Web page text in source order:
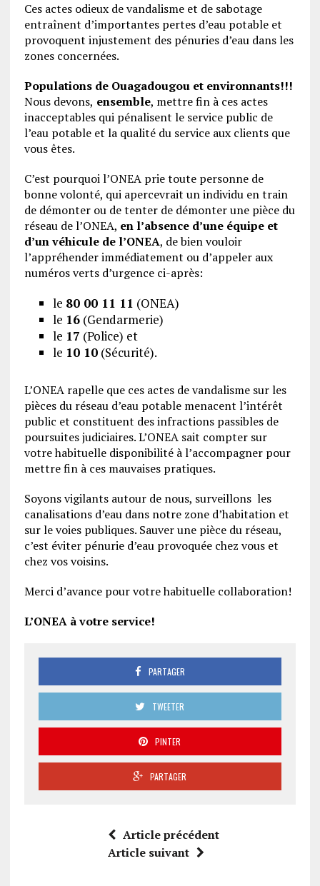
Ces actes odieux de vandalisme et de sabotage
entraînent d’importantes pertes d’eau potable et
provoquent injustement des pénuries d’eau dans les
zones concernées.
Populations de Ouagadougou et environnants!!!
Nous devons, ensemble, mettre fin à ces actes
inacceptables qui pénalisent le service public de
l’eau potable et la qualité du service aux clients que
vous êtes.
C’est pourquoi l’ONEA prie toute personne de
bonne volonté, qui apercevrait un individu en train
de démonter ou de tenter de démonter une pièce du
réseau de l’ONEA, en l’absence d’une équipe et
d’un véhicule de l’ONEA, de bien vouloir
l’appréhender immédiatement ou d’appeler aux
numéros verts d’urgence ci-après:
le 80 00 11 11 (ONEA)
le 16(Gendarmerie)
le 17 (Police) et
le 10 10(Sécurité).
L’ONEA rapelle que ces actes de vandalisme sur les
pièces du réseau d’eau potable menacent l’intérêt
public et constituent des infractions passibles de
poursuites judiciaires. L’ONEA sait compter sur
votre habituelle disponibilité à l’accompagner pour
mettre fin à ces mauvaises pratiques.
Soyons vigilants autour de nous, surveillons les
canalisations d’eau dans notre zone d’habitation et
sur le voies publiques. Sauver une pièce du réseau,
c’est éviter pénurie d’eau provoquée chez vous et
chez vos voisins.
Merci d’avance pour votre habituelle collaboration!
L’ONEA à votre service!
PARTAGER
TWEETER
PINTER
PARTAGER
Article précédent
Article suivant